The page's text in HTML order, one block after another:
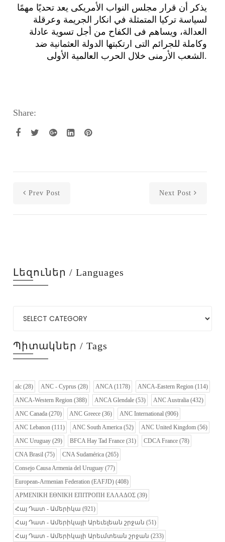
يذكر أن قرار مجلس النواب الأمريكى يعد تحديًا مهمًا
لسياسة تركيا المتمثلة في انكار الجريمة وعرقلة
العدالة، ويساهم فى الكفاح من أجل تسوية عادلة
وكاملة للجرائم التى ارتكبتها الدولة العثمانية ضد
الشعب الأرمنى خلال الحرب العالمية الأولى.
Share:
Prev Post Next Post
Լեզուներ / Languages
Պիտակներ / Tags
alc (28) ANC - Cyprus (28) ANCA(1178) ANCA-Eastern Region (114)
ANCA-Western Region (388) ANCA Glendale (53) ANC Australia (432)
ANC Canada (270) ANC Greece (36) ANC International (906)
ANC Lebanon (111) ANC South America (52) ANC United Kingdom (56)
ANC Uruguay (29) BFCA Hay Tad France (31) CDCA France (78)
CNA Brasil (75) CNA Sudamérica (265)
Consejo Causa Armenia del Uruguay (77)
European-Armenian Federation (EAFJD) (408)
ΑΡΜΕΝΙΚΗ ΕΘΝΙΚΗ ΕΠΙΤΡΟΠΗ ΕΛΛΑΔΟΣ (39)
Հայ Դատ - Ամերիկա (921)
Հայ Դատ - Ամերիկայի Արեւելեան շրջան (51)
Հայ Դատ - Ամերիկայի Արեւմտեան շրջան (233)